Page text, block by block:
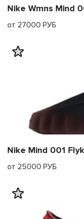
Nike Wmns Mind
от 27000 РУБ
Nike Mind 001
от 25000 РУБ